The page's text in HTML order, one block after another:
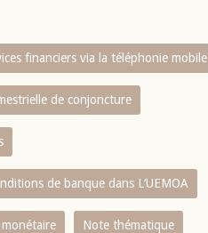
financiers via la téléphonie mobile
de conjoncture
de banque dans L‘UEMOA
Note thématique